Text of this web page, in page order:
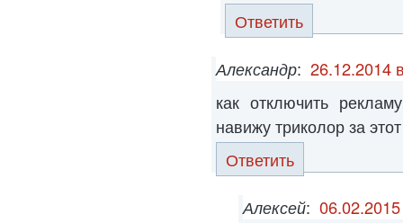
Ответить
Александр: 26.12.2014
как отключить
навижу триколор за
Ответить
Алексей: